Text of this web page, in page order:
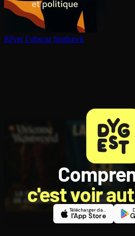
Rêver l’obscur Starhawk
c'est voir
Télécharger dans
l'App Store